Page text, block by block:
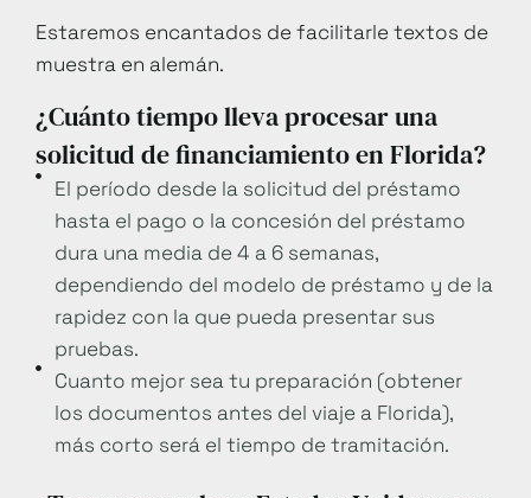
Estaremos encantados de facilitarle textos de
muestra en alemán.
¿Cuánto tiempo lleva procesar una
solicitud de financiamiento en Florida?
El período desde la solicitud del préstamo
hasta el pago o la concesión del préstamo
dura una media de 4 a 6 semanas,
dependiendo del modelo de préstamo y de la
rapidez con la que pueda presentar sus
pruebas.
Cuanto mejor sea tu preparación (obtener
los documentos antes del viaje a Florida),
más corto será el tiempo de tramitación.